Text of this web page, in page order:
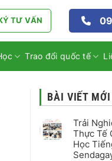
TƯ VẤN
Trao đổi quốc tế
BÀI VIẾT
Trải
Thực Tế
Học